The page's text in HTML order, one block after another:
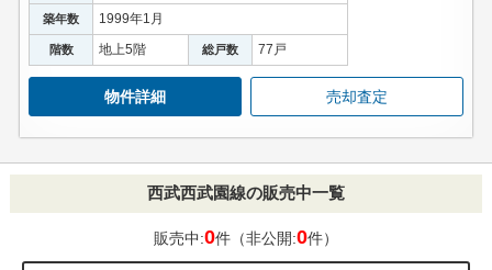
築年数 1999年1月
階数 地上5階 総戸数 77戸
物件詳細 売却査定
西武西武園線の販売中一覧
販売中:0件（非公開:0件）